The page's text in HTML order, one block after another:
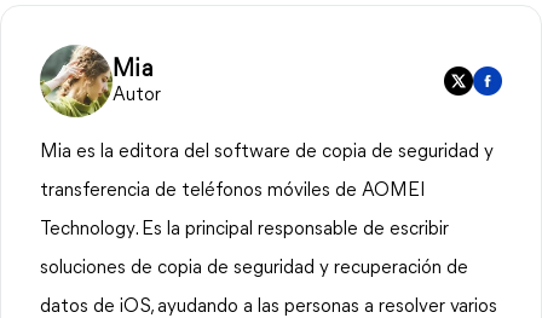
Mia
Autor
Mia es la editora del software de copia de seguridad y
transferencia de teléfonos móviles de AOMEI
Technology. Es la principal responsable de escribir
soluciones de copia de seguridad y recuperación de
datos de iOS, ayudando a las personas a resolver varios